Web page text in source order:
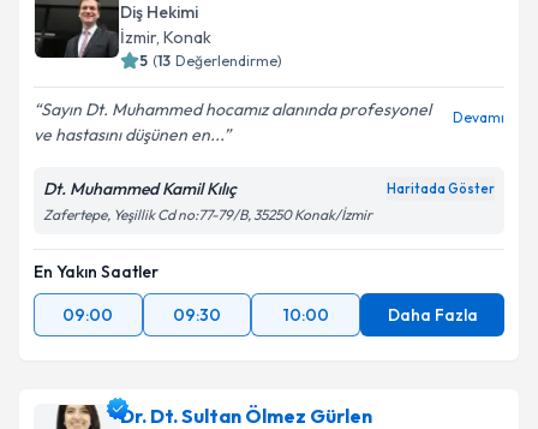
Diş Hekimi
İzmir, Konak
5 (13 Değerlendirme)
Sayın Dt. Muhammed hocamız alanında profesyonel
ve hastasını düşünen en...
Devamı
Dt. Muhammed Kamil Kılıç Haritada Göster
Zafertepe, Yeşillik Cd no:77-79/B, 35250 Konak/İzmir
En Yakın Saatler
09:00
09:30 10:00 Daha Fazla
Dr. Dt. Sultan Ölmez Gürlen